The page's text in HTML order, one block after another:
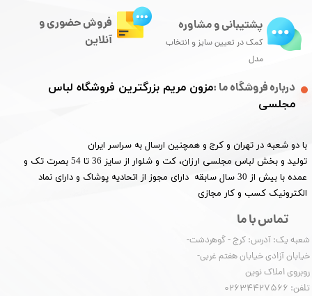
درباره فروشگاه ما :مزون مریم بزرگترین فروشگاه لباس
مجلسی
با دو شعبه در تهران و کرج و همچنین ارسال به سراسر ایران
تولید و بخش لباس مجلسی ارزان، کت و شلوار از سایز 36 تا 54 بصرت تک و
عمده با بیش از 30 سال سابقه دارای مجوز از اتحادیه پوشاک و دارای نماد
الکترونیک کسب و کار مجازی
تماس با ما
شعبه یک: آدرس: کرج - گوهردشت-
خیابان آزادی خیابان هفتم غربی-
روبروی املاک نوین
​​​​​​​تلفن: 02634427566
پشتیبانی و مشاوره
کمک در تعیین سایز و انتخاب
مدل
فروش حضوری و
آنلاین